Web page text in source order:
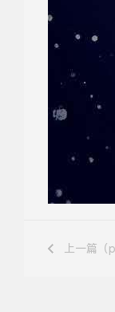
上一篇（